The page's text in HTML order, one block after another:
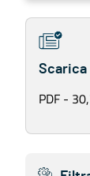
PDF -